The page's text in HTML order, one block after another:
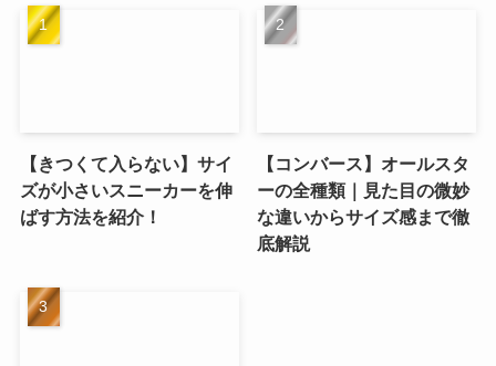
【きつくて入らない】サイ
ズが小さいスニーカーを伸
ばす方法を紹介！
【コンバース】オールスタ
ーの全種類｜見た目の微妙
な違いからサイズ感まで徹
底解説